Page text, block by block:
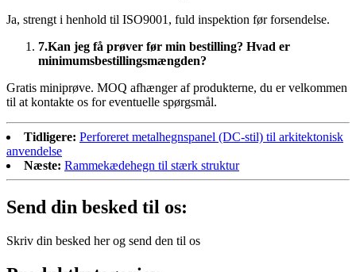
Ja, strengt i henhold til ISO9001, fuld inspektion før forsendelse.
7.Kan jeg få prøver før min bestilling? Hvad er
minimumsbestillingsmængden?
Gratis miniprøve. MOQ afhænger af produkterne, du er velkommen
til at kontakte os for eventuelle spørgsmål.
Tidligere: Perforeret metalhegnspanel (DC-stil) til arkitektonisk
anvendelse
Næste: Rammekædehegn til stærk struktur
Send din besked til os:
Skriv din besked her og send den til os